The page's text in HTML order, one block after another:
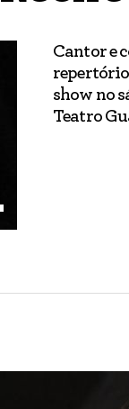
Cantor e
show no
Teatro